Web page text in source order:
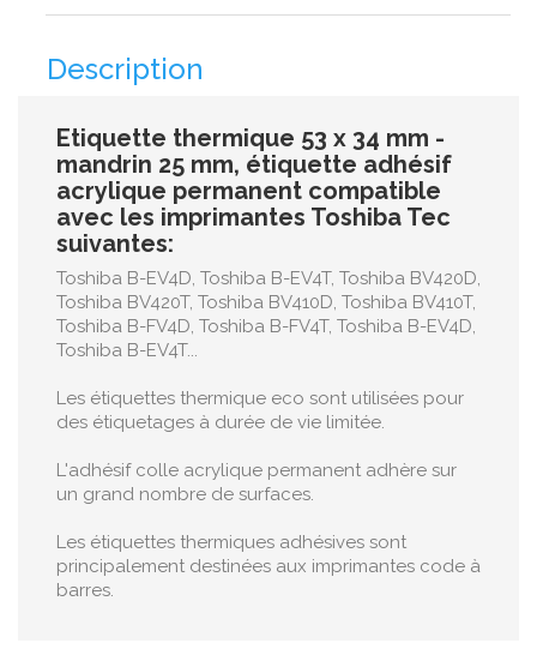
Description
Etiquette thermique 53 x 34 mm -
mandrin 25 mm, étiquette adhésif
acrylique permanent compatible
avec les imprimantes Toshiba Tec
suivantes:
Toshiba B-EV4D, Toshiba B-EV4T, Toshiba BV420D,
Toshiba BV420T, Toshiba BV410D, Toshiba BV410T,
Toshiba B-FV4D, Toshiba B-FV4T, Toshiba B-EV4D,
Toshiba B-EV4T...
Les étiquettes thermique eco sont utilisées pour
des étiquetages à durée de vie limitée.
L'adhésif colle acrylique permanent adhère sur
un grand nombre de surfaces.
Les étiquettes thermiques adhésives sont
principalement destinées aux imprimantes code à
barres.